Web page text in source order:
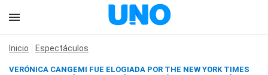
Inicio Espectáculos
VERÓNICA CANGEMI FUE ELOGIADA POR THE NEW YORK TIMES